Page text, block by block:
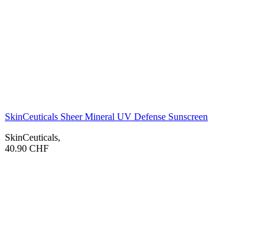
SkinCeuticals Sheer Mineral UV Defense Sunscreen
SkinCeuticals,
40.90 CHF